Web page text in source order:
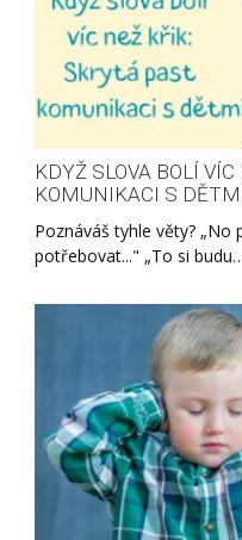
KDYŽ SLOVA BOLÍ
KOMUNIKACI S
Poznáváš tyhle věty? „No
potřebovat..." „To si